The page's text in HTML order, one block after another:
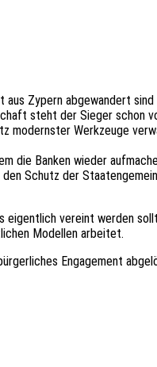
Zypern abge­wan­dert
steht der Sieger
Werk­zeu­ge
die Banken wieder
Schutz der
vereint werden
Model­len arbeitet.
Enga­ge­ment